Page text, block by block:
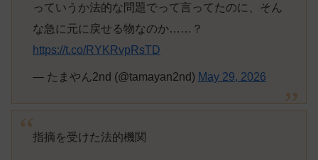
っていうか法的な問題でって言ってたのに、そん
な急に元に戻せる物なのか……？
https://t.co/RYKRvpRsTD
— たまやん2nd (@tamayan2nd) May 29, 2026
指摘を受けた法的機関